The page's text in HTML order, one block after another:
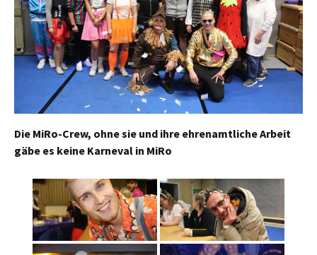
Die MiRo-Crew, ohne sie und ihre ehrenamtliche Arbeit
gäbe es keine Karneval in MiRo